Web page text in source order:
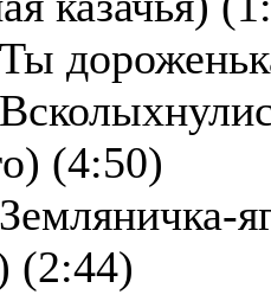
(4:50)
(2:44)